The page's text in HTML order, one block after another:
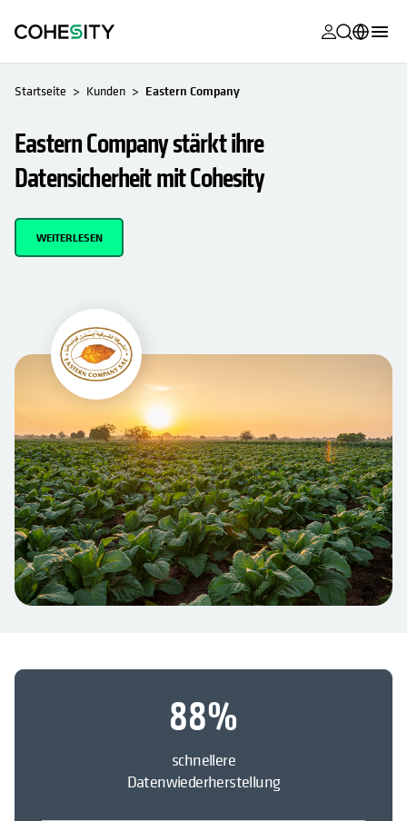
wird in
wird in
wird in
wird in
wird in
wird in
wird in
wird in
Français (France)
日本語 (Japan)
Startseite Kunden Eastern Company
Eastern Company stärkt ihre
Datensicherheit mit Cohesity
WEITERLESEN
88%
schnellere
Datenwiederherstellung